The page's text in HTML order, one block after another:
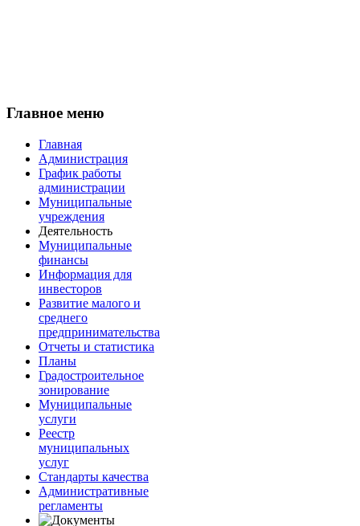
Главное меню
Главная
Администрация
График работы
администрации
Муниципальные
учреждения
Деятельность
Муниципальные
финансы
Информация для
инвесторов
Развитие малого и
среднего
предпринимательства
Отчеты и статистика
Планы
Градостроительное
зонирование
Муниципальные
услуги
Реестр
муниципальных
услуг
Стандарты качества
Административные
регламенты